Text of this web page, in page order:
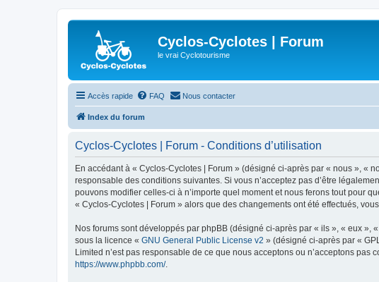
Cyclos-Cyclotes | Forum
le vrai Cyclotourisme
Accès rapide FAQ Nous contacter
Index du forum
Cyclos-Cyclotes | Forum - Conditions d’utilisation
En accédant à « Cyclos-Cyclotes | Forum » (désigné ci-après par « nous », «
responsable des conditions suivantes. Si vous n’acceptez pas d’être
pouvons modifier celles-ci à n’importe quel moment et nous ferons tout pour
« Cyclos-Cyclotes | Forum » alors que des changements ont été effectués,
Nos forums sont développés par phpBB (désigné ci-après par « ils », « eux
sous la licence « GNU General Public License v2 » (désigné ci-après par «
Limited n’est pas responsable de ce que nous acceptons ou n’acceptons
https://www.phpbb.com/.